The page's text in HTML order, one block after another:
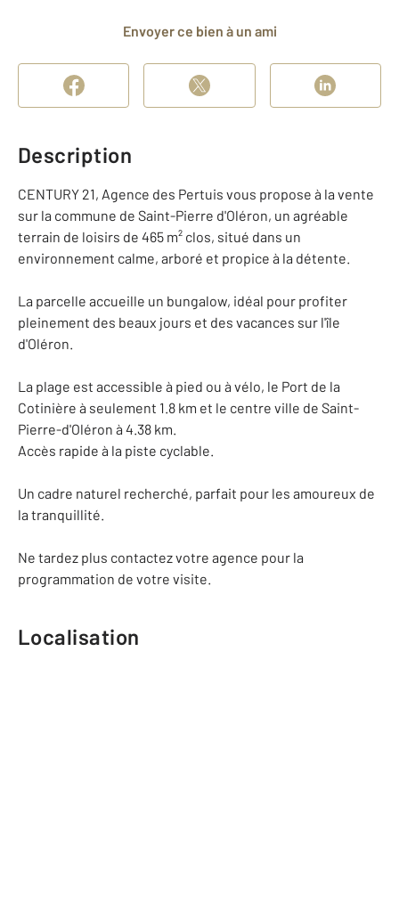
Envoyer ce bien à un ami
Description
CENTURY 21, Agence des Pertuis vous propose à la vente
sur la commune de Saint-Pierre d'Oléron, un agréable
terrain de loisirs de 465 m² clos, situé dans un
environnement calme, arboré et propice à la détente.
La parcelle accueille un bungalow, idéal pour profiter
pleinement des beaux jours et des vacances sur l'île
d'Oléron.
La plage est accessible à pied ou à vélo, le Port de la
Cotinière à seulement 1.8 km et le centre ville de Saint-
Pierre-d'Oléron à 4.38 km.
Accès rapide à la piste cyclable.
Un cadre naturel recherché, parfait pour les amoureux de
la tranquillité.
Ne tardez plus contactez votre agence pour la
programmation de votre visite.
Localisation